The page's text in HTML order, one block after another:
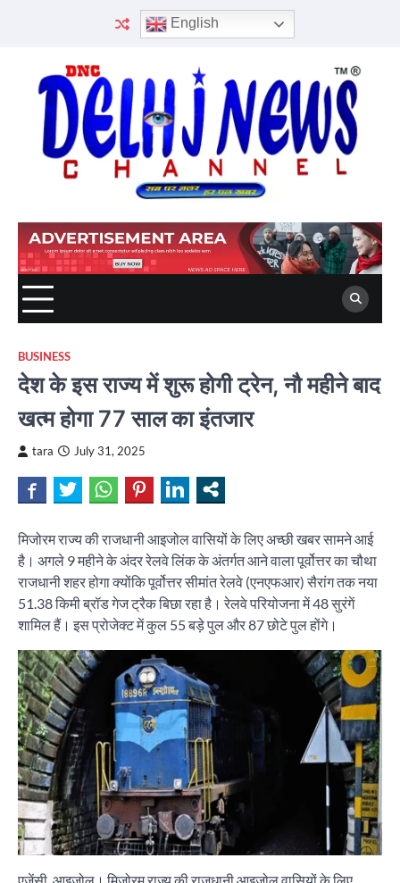
English
BUSINESS
देश के इस राज्य में शुरू होगी ट्रेन, नौ महीने बाद
खत्म होगा 77 साल का इंतजार
tara July 31, 2025
मिजोरम राज्य की राजधानी आइजोल वासियों के लिए अच्छी खबर सामने आई
है। अगले 9 महीने के अंदर रेलवे लिंक के अंतर्गत आने वाला पूर्वोत्तर का चौथा
राजधानी शहर होगा क्योंकि पूर्वोत्तर सीमांत रेलवे (एनएफआर) सैरांग तक नया
51.38 किमी ब्रॉड गेज ट्रैक बिछा रहा है। रेलवे परियोजना में 48 सुरंगें
शामिल हैं। इस प्रोजेक्ट में कुल 55 बड़े पुल और 87 छोटे पुल होंगे।
एजेंसी, आइजोल। मिजोरम राज्य की राजधानी आइजोल वासियों के लिए